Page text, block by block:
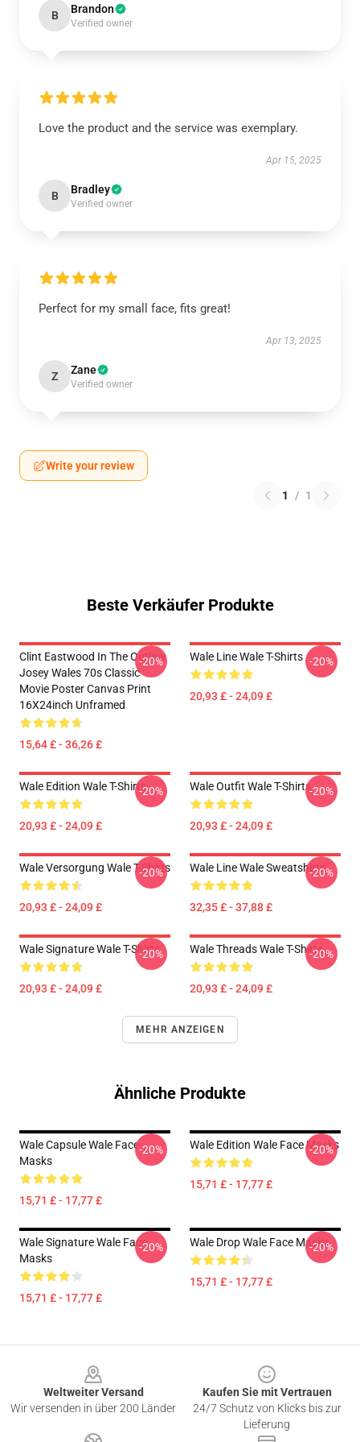
B Brandon
Verified owner
Love the product and the service was exemplary.
Apr 15, 2025
B Bradley
Verified owner
Perfect for my small face, fits great!
Apr 13, 2025
Z Zane
Verified owner
Write your review
1 / 1
Beste Verkäufer Produkte
Clint Eastwood In The Outlaw
Josey Wales 70s Classic
Movie Poster Canvas Print
16X24inch Unframed
15,64 £ - 36,26 £
-20% Wale Line Wale T-Shirts
20,93 £ - 24,09 £
-20%
Wale Edition Wale T-Shirts
20,93 £ - 24,09 £
-20% Wale Outfit Wale T-Shirts
20,93 £ - 24,09 £
-20%
Wale Versorgung Wale T-Shirts
20,93 £ - 24,09 £
-20% Wale Line Wale Sweatshirts
32,35 £ - 37,88 £
-20%
Wale Signature Wale T-Shirts
20,93 £ - 24,09 £
-20% Wale Threads Wale T-Shirts
20,93 £ - 24,09 £
-20%
MEHR ANZEIGEN
Ähnliche Produkte
Wale Capsule Wale Face
Masks
15,71 £ - 17,77 £
-20% Wale Edition Wale Face Masks
15,71 £ - 17,77 £
-20%
Wale Signature Wale Face
Masks
15,71 £ - 17,77 £
-20% Wale Drop Wale Face Masks
15,71 £ - 17,77 £
-20%
Weltweiter Versand
Wir versenden in über 200 Länder
Kaufen Sie mit Vertrauen
24/7 Schutz von Klicks bis zur
Lieferung